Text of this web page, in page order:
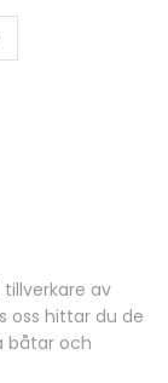
av
oss hittar du de
båtar och